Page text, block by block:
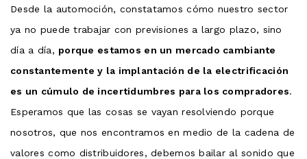
Desde la automoción, constatamos cómo nuestro sector
ya no puede trabajar con previsiones a largo plazo, sino
día a día, porque estamos en un mercado cambiante
constantemente y la implantación de la electrificación
es un cúmulo de incertidumbres para los compradores.
Esperamos que las cosas se vayan resolviendo porque
nosotros, que nos encontramos en medio de la cadena de
valores como distribuidores, debemos bailar al sonido que